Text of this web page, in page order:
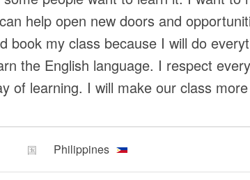
help open new doors and
book my class because I will do
the English language. I respect
of learning. I will make our class
国 Philippines